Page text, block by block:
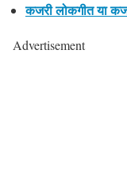
कजरी लोकगीत या
Advertisement